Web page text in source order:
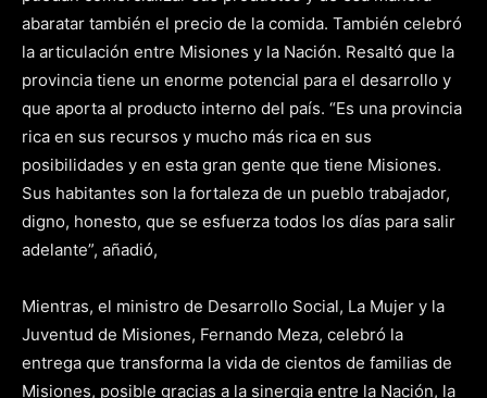
abaratar también el precio de la comida. También celebró
la articulación entre Misiones y la Nación. Resaltó que la
provincia tiene un enorme potencial para el desarrollo y
que aporta al producto interno del país. “Es una provincia
rica en sus recursos y mucho más rica en sus
posibilidades y en esta gran gente que tiene Misiones.
Sus habitantes son la fortaleza de un pueblo trabajador,
digno, honesto, que se esfuerza todos los días para salir
adelante”, añadió,
Mientras, el ministro de Desarrollo Social, La Mujer y la
Juventud de Misiones, Fernando Meza, celebró la
entrega que transforma la vida de cientos de familias de
Misiones, posible gracias a la sinergia entre la Nación, la